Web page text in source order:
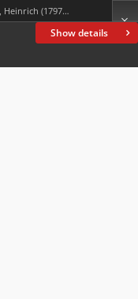
Show details
Heine, Heinrich (1797-1856)